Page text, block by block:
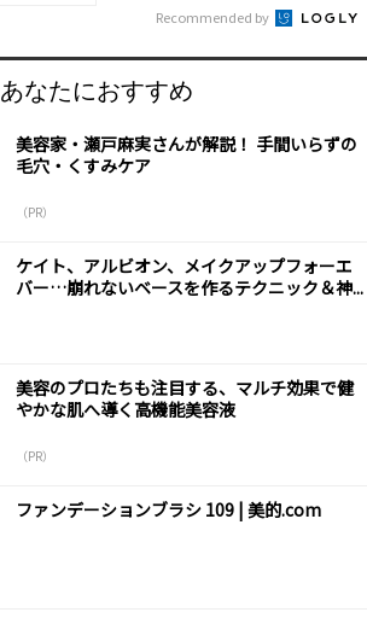
Recommended by
あなたにおすすめ
美容家・瀬戸麻実さんが解説！ 手間いらずの
毛穴・くすみケア
（PR）
ケイト、アルビオン、メイクアップフォーエ
バー…崩れないベースを作るテクニック＆神...
美容のプロたちも注目する、マルチ効果で健
やかな肌へ導く高機能美容液
（PR）
ファンデーションブラシ 109 | 美的.com